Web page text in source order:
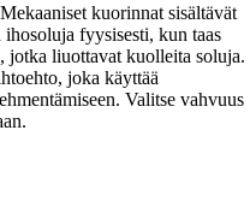
kuorinnat sisältävät
fyysisesti, kun taas
liuottavat kuolleita soluja.
joka käyttää
Valitse vahvuus